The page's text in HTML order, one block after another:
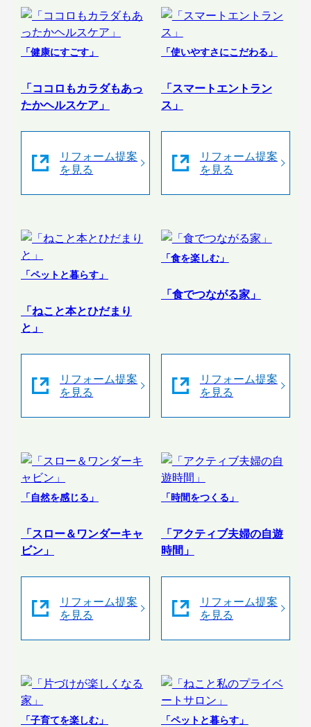
「健康にすごす」
「ココロもカラダもあっ
たかヘルスケア」
リフォーム提案
を見る
「使いやすさにこだわる」
「スマートエントラン
ス」
リフォーム提案
を見る
「ペットと暮らす」
「ねこと本とひだまり
と」
リフォーム提案
を見る
「食を楽しむ」
「食でつながる家」
リフォーム提案
を見る
「自然を感じる」
「スロー＆ワンダーキャ
ビン」
リフォーム提案
を見る
「時間をつくる」
「アクティブ夫婦の自遊
時間」
リフォーム提案
を見る
「子育てを楽しむ」 「ペットと暮らす」